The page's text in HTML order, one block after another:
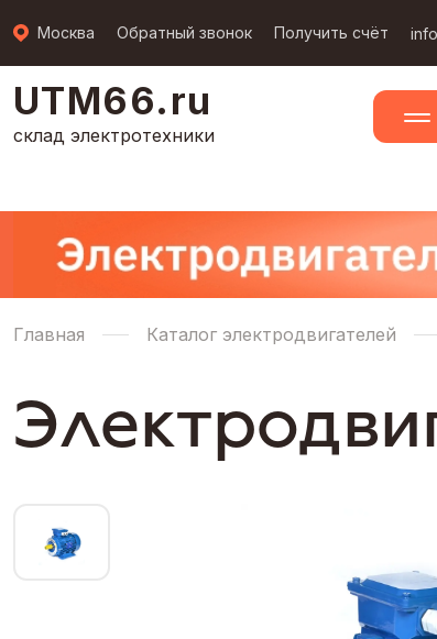
Москва Обратный звонок Получить счёт
UTM66.ru
склад электротехники
Главная Каталог электродвигателей